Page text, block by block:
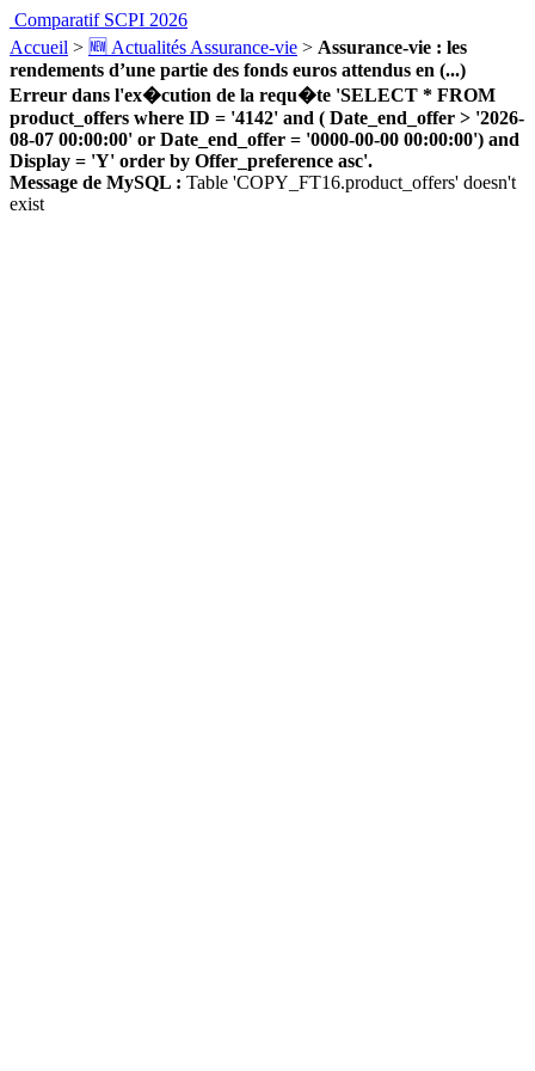
Comparatif SCPI 2026
Accueil > 🆕 Actualités Assurance-vie > Assurance-vie : les
rendements d’une partie des fonds euros attendus en (...)
Erreur dans l'ex�cution de la requ�te 'SELECT * FROM
product_offers where ID = '4142' and ( Date_end_offer > '2026-
08-07 00:00:00' or Date_end_offer = '0000-00-00 00:00:00') and
Display = 'Y' order by Offer_preference asc'.
Message de MySQL : Table 'COPY_FT16.product_offers' doesn't
exist